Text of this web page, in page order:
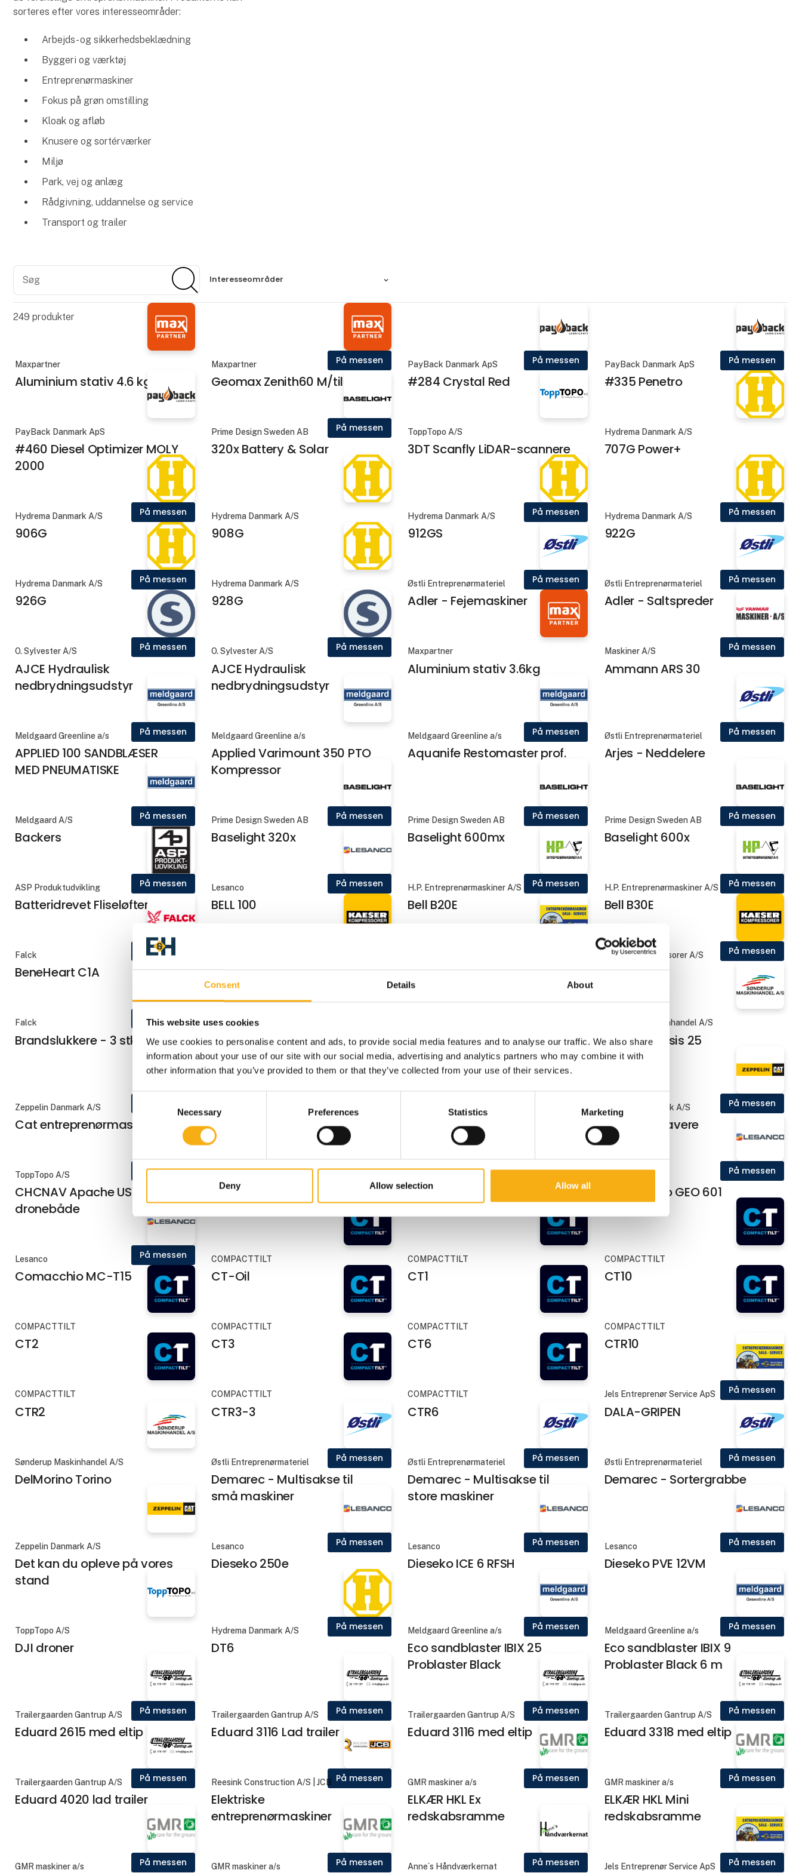
Consent Details About
This website uses cookies
We use cookies to personalise content and ads, to provide social media features and to analyse our traffic. We also share
information about your use of our site with our social media, advertising and analytics partners who may combine it with
other information that you’ve provided to them or that they’ve collected from your use of their services.
Selection
Necessary Preferences Statistics Marketing
Deny Allow selection Allow all
sorteres efter vores interesseområder:
Arbejds- og sikkerhedsbeklædning
Byggeri og værktøj
Entreprenørmaskiner
Fokus på grøn omstilling
Kloak og afløb
Knusere og sortérværker
Miljø
Park, vej og anlæg
Rådgivning, uddannelse og service
Transport og trailer
Søg
Interesseområder
249 produkter
Maxpartner
Aluminium stativ 4.6 kg
På messen
Maxpartner
Geomax Zenith60 M/tilt
På messen
PayBack Danmark ApS
#284 Crystal Red
På messen
PayBack Danmark ApS
#335 Penetro
PayBack Danmark ApS
#460 Diesel Optimizer MOLY
2000
På messen
Prime Design Sweden AB
320x Battery & Solar
ToppTopo A/S
3DT Scanfly LiDAR-scannere
Hydrema Danmark A/S
707G Power+
På messen
Hydrema Danmark A/S
906G
Hydrema Danmark A/S
908G
På messen
Hydrema Danmark A/S
912GS
På messen
Hydrema Danmark A/S
922G
På messen
Hydrema Danmark A/S
926G
Hydrema Danmark A/S
928G
På messen
Østli Entreprenørmateriel
Adler - Fejemaskiner
På messen
Østli Entreprenørmateriel
Adler - Saltspreder
På messen
O. Sylvester A/S
AJCE Hydraulisk
nedbrydningsudstyr
På messen
O. Sylvester A/S
AJCE Hydraulisk
nedbrydningsudstyr
Maxpartner
Aluminium stativ 3.6kg
På messen
Maskiner A/S
Ammann ARS 30
På messen
Meldgaard Greenline a/s
APPLIED 100 SANDBLÆSER
MED PNEUMATISKE
Meldgaard Greenline a/s
Applied Varimount 350 PTO
Kompressor
På messen
Meldgaard Greenline a/s
Aquanife Restomaster prof.
På messen
Østli Entreprenørmateriel
Arjes - Neddelere
På messen
Meldgaard A/S
Backers
På messen
Prime Design Sweden AB
Baselight 320x
På messen
Prime Design Sweden AB
Baselight 600mx
På messen
Prime Design Sweden AB
Baselight 600x
På messen
ASP Produktudvikling
Batteridrevet Fliseløfter
På messen
Lesanco
BELL 100
På messen
H.P. Entreprenørmaskiner A/S
Bell B20E
På messen
H.P. Entreprenørmaskiner A/S
Bell B30E
På messen
Falck
BeneHeart C1A Blæsere BOMAG
På messen
Kaeser Kompressorer A/S
Booster
På messen
Falck
Brandslukkere - 3 stk.
JORTON A/S
BSC krankamera
Byggepladshegn, transport
- adgangsløsninger
Sønderup Maskinhandel A/S
CAST Genesis 25
Zeppelin Danmark A/S
Cat entreprenørmaskiner Cat gravemaskiner
Zeppelin Danmark A/S
Cat gummihjulslæssere
På messen
Zeppelin Danmark A/S
Cat minigravere
På messen
ToppTopo A/S
CHCNAV Apache USV
dronebåde
På messen
CHCNAV NX510 Autostyring
På messen
CMB Srl
På messen
Comacchio GEO 601
På messen
Lesanco
Comacchio MC-T15
COMPACTTILT
CT-Oil
COMPACTTILT
CT1
COMPACTTILT
CT10
COMPACTTILT
CT2
COMPACTTILT
CT3
COMPACTTILT
CT6
COMPACTTILT
CTR10
COMPACTTILT
CTR2
COMPACTTILT
CTR3-3
COMPACTTILT
CTR6
På messen
Jels Entreprenør Service ApS
DALA-GRIPEN
Sønderup Maskinhandel A/S
DelMorino Torino
På messen
Østli Entreprenørmateriel
Demarec - Multisakse til
små maskiner
På messen
Østli Entreprenørmateriel
Demarec - Multisakse til
store maskiner
På messen
Østli Entreprenørmateriel
Demarec - Sortergrabbe
Zeppelin Danmark A/S
Det kan du opleve på vores
stand
På messen
Lesanco
Dieseko 250e
På messen
Lesanco
Dieseko ICE 6 RFSH
På messen
Lesanco
Dieseko PVE 12VM
ToppTopo A/S
DJI droner
På messen
Hydrema Danmark A/S
DT6
På messen
Meldgaard Greenline a/s
Eco sandblaster IBIX 25
Problaster Black
På messen
Meldgaard Greenline a/s
Eco sandblaster IBIX 9
Problaster Black 6 m
På messen
Trailergaarden Gantrup A/S
Eduard 2615 med eltip
På messen
Trailergaarden Gantrup A/S
Eduard 3116 Lad trailer
På messen
Trailergaarden Gantrup A/S
Eduard 3116 med eltip
På messen
Trailergaarden Gantrup A/S
Eduard 3318 med eltip
På messen
Trailergaarden Gantrup A/S
Eduard 4020 lad trailer
På messen
Reesink Construction A/S | JCB
Elektriske
entreprenørmaskiner
På messen
GMR maskiner a/s
ELKÆR HKL Ex
redskabsramme
På messen
GMR maskiner a/s
ELKÆR HKL Mini
redskabsramme
På messen
GMR maskiner a/s På messen
GMR maskiner a/s På messen
Anne´s Håndværkernat På messen
Jels Entreprenør Service ApS